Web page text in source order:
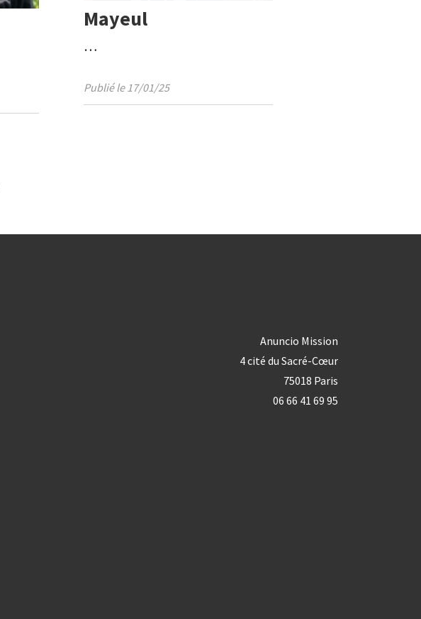
Mayeul
…
Publié le 17/01/25
Anuncio Mission
4 cité du Sacré-Cœur
75018 Paris
06 66 41 69 95